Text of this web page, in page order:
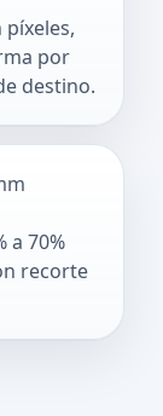
por
destino.
a 70%
recorte